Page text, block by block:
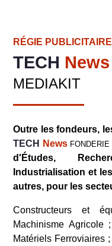
TECH News
MEDIAKIT
RÉGIE PUBLICITAIRE
Outre les fondeurs,
TECH
News FONDERIE
d'Études,
Industrialisation et
autres, pour les
Constructeurs et
Machinisme Agricole
Matériels Ferroviaires